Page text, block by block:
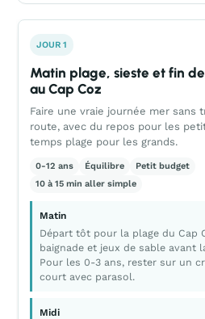
JOUR 1
Matin plage, sieste et fin
au Cap Coz
Faire une vraie journée mer sans
route, avec du repos pour les
temps plage pour les grands.
0-12 ans Équilibre
Petit budget
10 à 15 min aller simple
Matin
Départ tôt pour la plage du Cap
baignade et jeux de sable avant
Pour les 0-3 ans, rester sur un
court avec parasol.
Midi